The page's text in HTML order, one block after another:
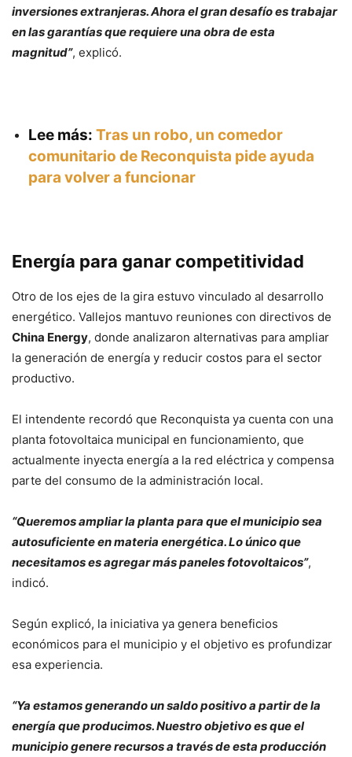
inversiones extranjeras. Ahora el gran desafío es trabajar
en las garantías que requiere una obra de esta
magnitud”, explicó.
Lee más: Tras un robo, un comedor
comunitario de Reconquista pide ayuda
para volver a funcionar
Energía para ganar competitividad
Otro de los ejes de la gira estuvo vinculado al desarrollo
energético. Vallejos mantuvo reuniones con directivos de
China Energy, donde analizaron alternativas para ampliar
la generación de energía y reducir costos para el sector
productivo.
El intendente recordó que Reconquista ya cuenta con una
planta fotovoltaica municipal en funcionamiento, que
actualmente inyecta energía a la red eléctrica y compensa
parte del consumo de la administración local.
“Queremos ampliar la planta para que el municipio sea
autosuficiente en materia energética. Lo único que
necesitamos es agregar más paneles fotovoltaicos”,
indicó.
Según explicó, la iniciativa ya genera beneficios
económicos para el municipio y el objetivo es profundizar
esa experiencia.
“Ya estamos generando un saldo positivo a partir de la
energía que producimos. Nuestro objetivo es que el
municipio genere recursos a través de esta producción